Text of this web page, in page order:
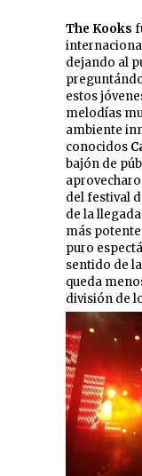
The Kooks
dejando al
estos
melodías
ambiente
conocidos
bajón de
del festival
de la
más
puro
sentido de
queda
división de